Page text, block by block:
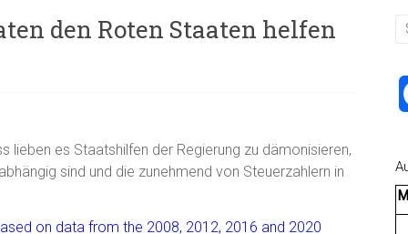
den Roten Staaten helfen
lieben es Staatshilfen der Regierung zu dämonisieren,
sind und die zunehmend von Steuerzahlern in
M